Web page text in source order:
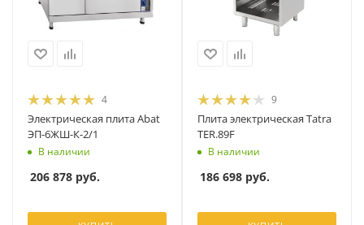
4
Электрическая плита Abat
ЭП-6ЖШ-К-2/1
В наличии
206 878 руб.
9
Плита электрическая Tatra
TER.89F
В наличии
186 698 руб.